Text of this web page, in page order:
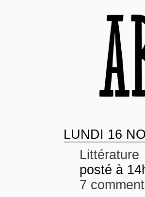
LUNDI 16
Littérature
posté à
7